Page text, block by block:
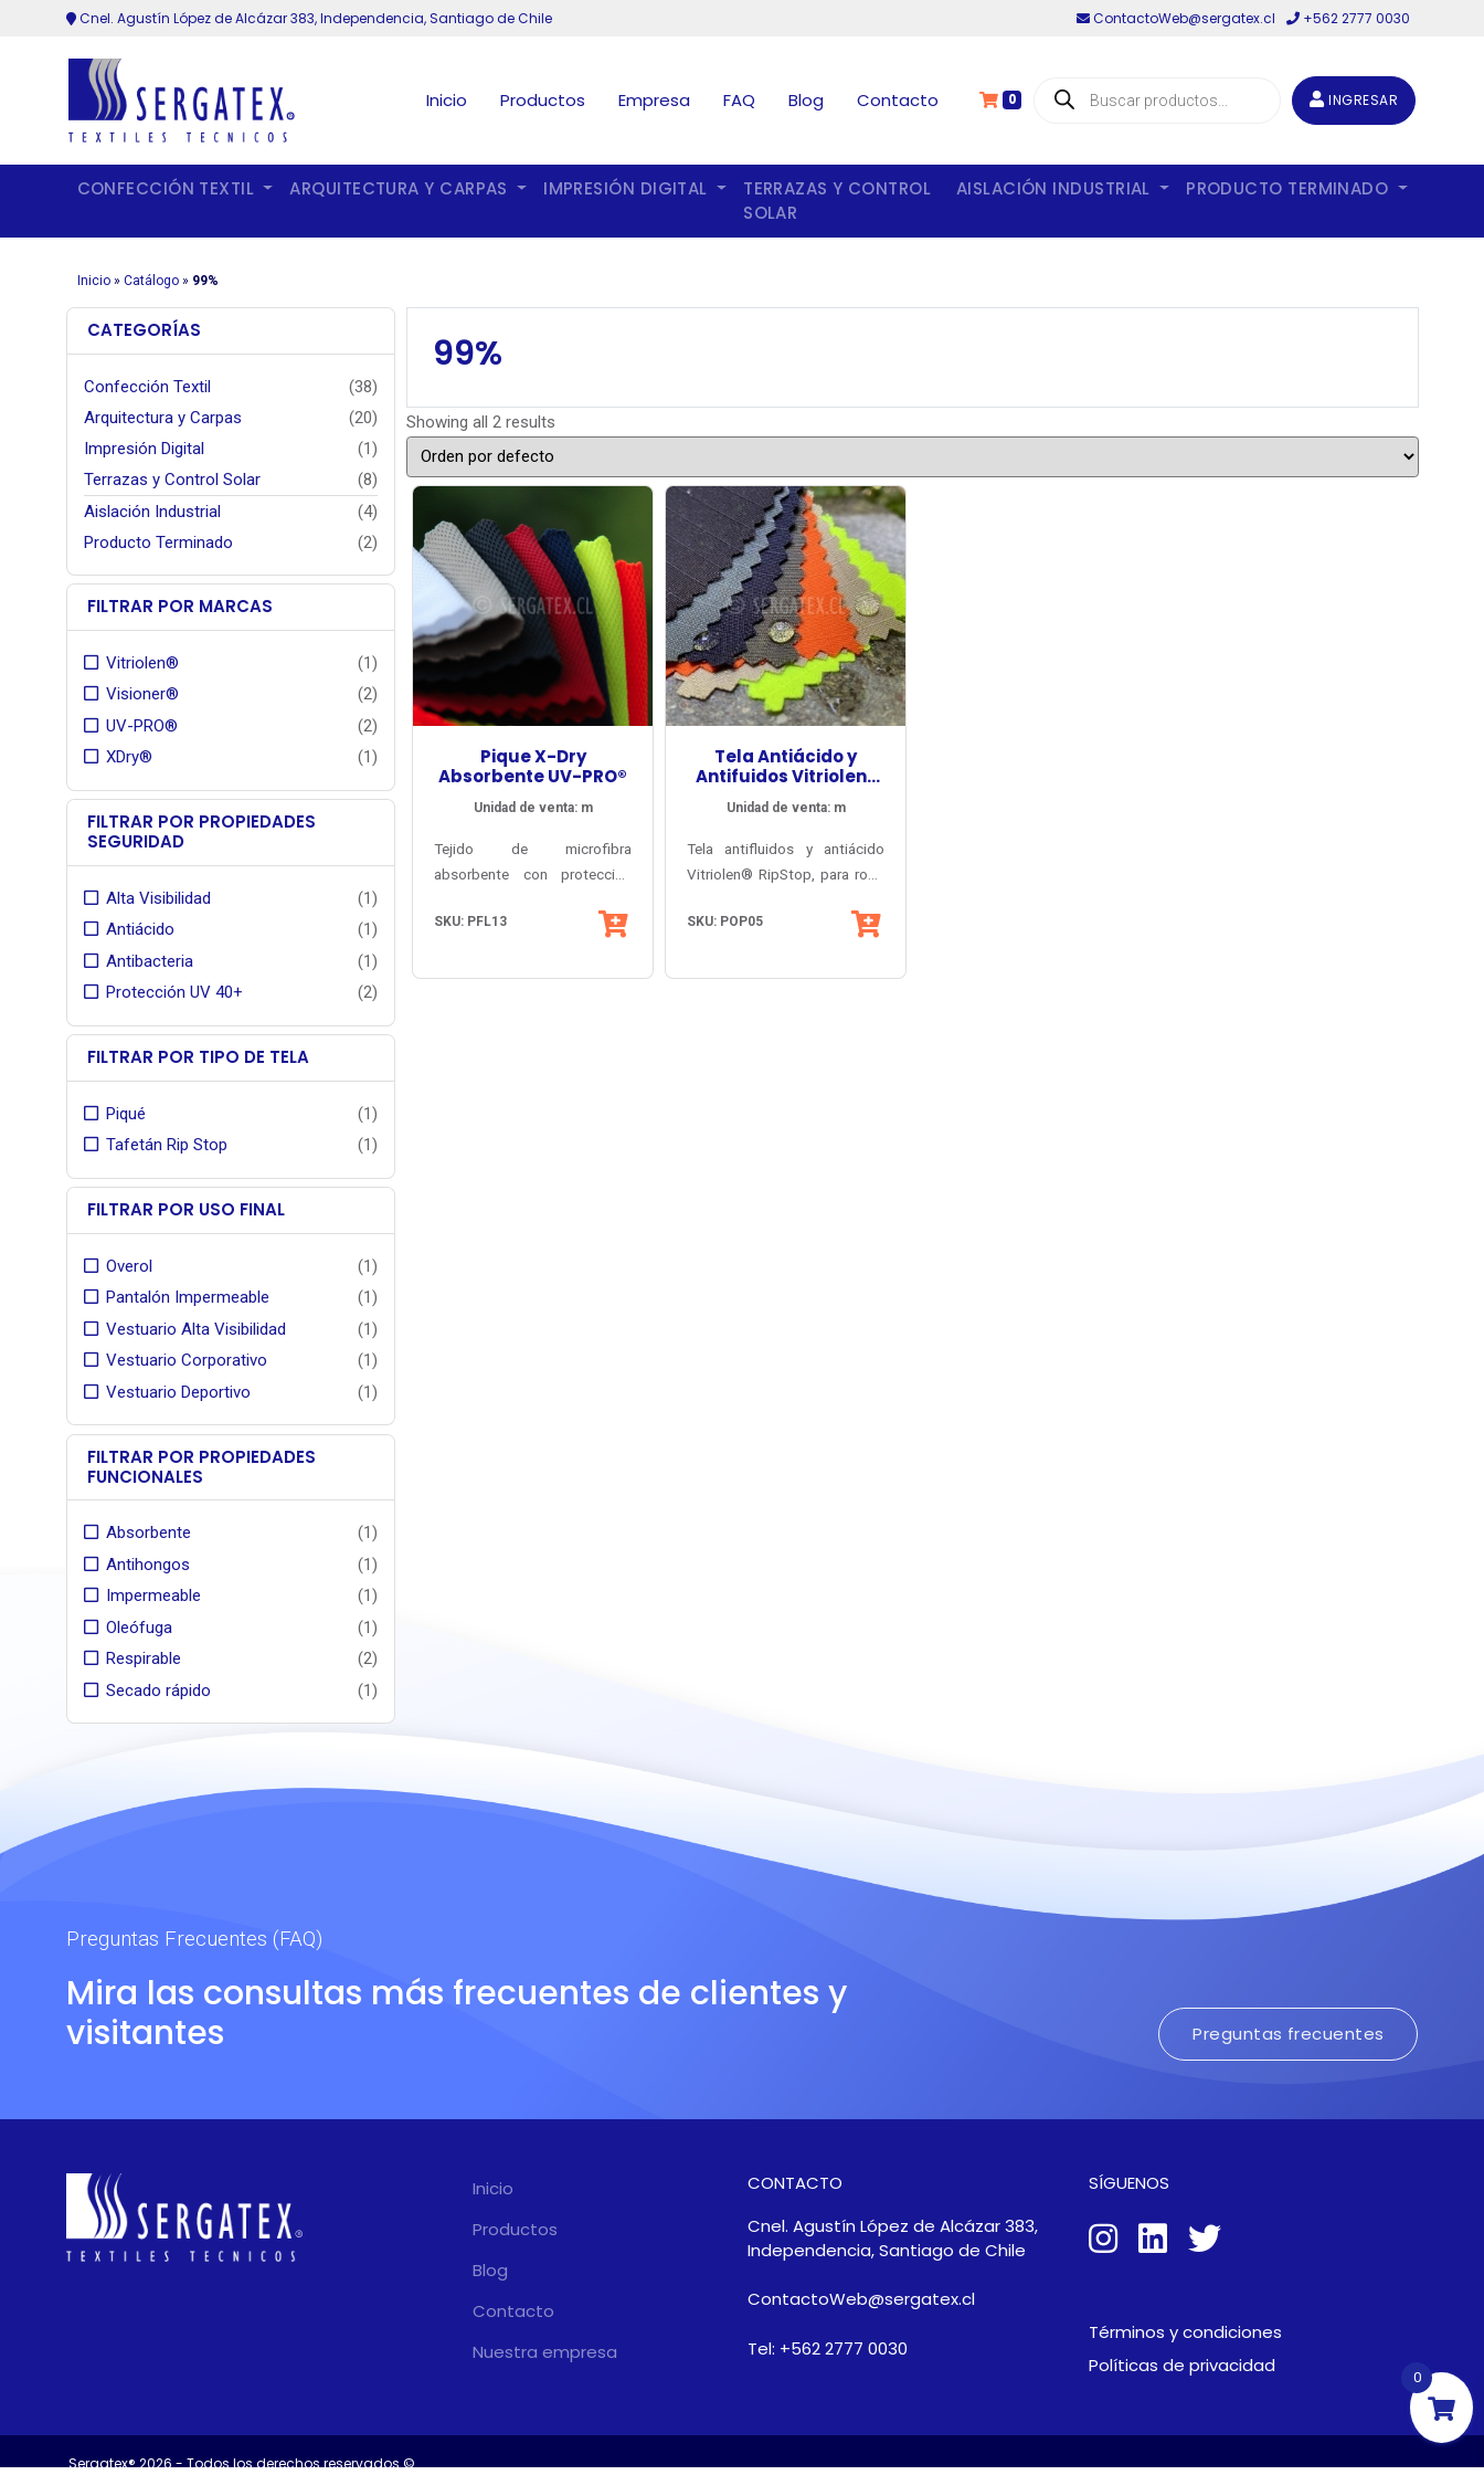
Cnel. Agustín López de Alcázar 383, Independencia, Santiago de Chile ContactoWeb@sergatex.cl +562 2777 0030
Inicio Productos Empresa FAQ Blog Contacto 0
Búsqueda
de INGRESAR
CONFECCIÓN TEXTIL ARQUITECTURA Y CARPAS IMPRESIÓN DIGITAL
TERRAZAS Y CONTROL
SOLAR
AISLACIÓN INDUSTRIAL PRODUCTO TERMINADO
Inicio» Catálogo» 99%
CATEGORÍAS
Confección Textil
(38)
Arquitectura y Carpas
(20)
Impresión Digital
(1)
Terrazas y Control Solar
(8)
Aislación Industrial
(4)
Producto Terminado
(2)
FILTRAR POR MARCAS
Vitriolen®
(1)
Visioner®
(2)
UV-PRO®
(2)
XDry®
(1)
FILTRAR POR PROPIEDADES
SEGURIDAD
Alta Visibilidad
(1)
Antiácido
(1)
Antibacteria
(1)
Protección UV 40+
(2)
FILTRAR POR TIPO DE TELA
Piqué
(1)
Tafetán Rip Stop
(1)
FILTRAR POR USO FINAL
Overol
(1)
Pantalón Impermeable
(1)
Vestuario Alta Visibilidad
(1)
Vestuario Corporativo
(1)
Vestuario Deportivo
(1)
FILTRAR POR PROPIEDADES
FUNCIONALES
Absorbente
(1)
Antihongos
(1)
Impermeable
(1)
Oleófuga
(1)
Respirable
(2)
Secado rápido
(1)
99%
Showing all 2 results
Pique X-Dry
Absorbente UV-PRO®
Unidad de venta: m
Tejido de microfibra
absorbente con protección
poleras y ropa interior primera
rápido, previene hongos y
SKU: PFL13
Tela Antiácido y
Antifuidos Vitriolen®
RS
Unidad de venta: m
Tela antifluidos y antiácido
Vitriolen® RipStop, para ropa
grasa (oleófuga), protección
Visioner® norma EN-471.
SKU: POP05
Preguntas Frecuentes (FAQ)
Mira las consultas más frecuentes de clientes y
visitantes
Preguntas frecuentes
Inicio
Productos
Blog
Contacto
Nuestra empresa
CONTACTO
Cnel. Agustín López de Alcázar 383,
Independencia, Santiago de Chile
ContactoWeb@sergatex.cl
Tel: +562 2777 0030
SÍGUENOS
Términos y condiciones
Políticas de privacidad
Sergatex® 2026 - Todos los derechos reservados ©
0